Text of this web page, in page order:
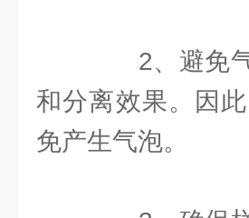
2、避免气
和分离效果。因
免产生气泡。